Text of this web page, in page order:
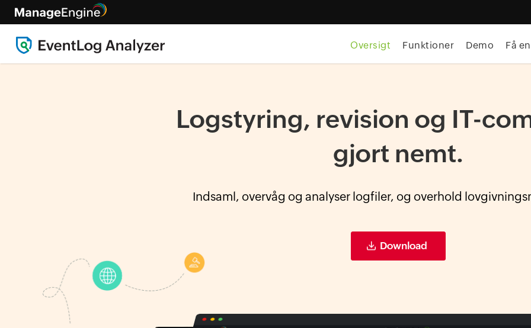
Oversigt Funktioner Demo Få
Logstyring, revision og IT-
gjort nemt.
Indsaml, overvåg og analyser logfiler, og overhold
Download